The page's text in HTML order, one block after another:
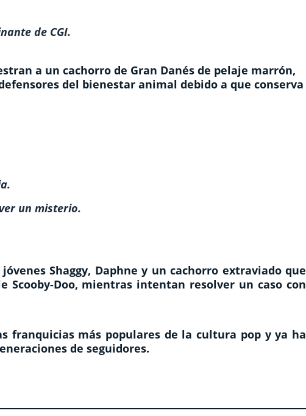
de CGI.
a un cachorro de Gran Danés de pelaje marrón,
del bienestar animal debido a que conserva
un misterio.
Shaggy, Daphne y un cachorro extraviado que
Doo, mientras intentan resolver un caso con
franquicias más populares de la cultura pop y ya ha
de seguidores.